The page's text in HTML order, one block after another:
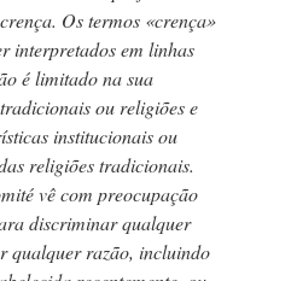
Os termos «crença»
interpretados em linhas
é limitado na sua
ou religiões e
institucionais ou
religiões tradicionais.
vê com preocupação
discriminar qualquer
qualquer razão, incluindo